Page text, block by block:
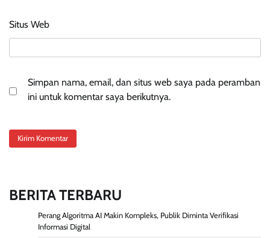
Situs Web
Simpan nama, email, dan situs web saya pada peramban
ini untuk komentar saya berikutnya.
BERITA TERBARU
Perang Algoritma AI Makin Kompleks, Publik Diminta Verifikasi
Informasi Digital